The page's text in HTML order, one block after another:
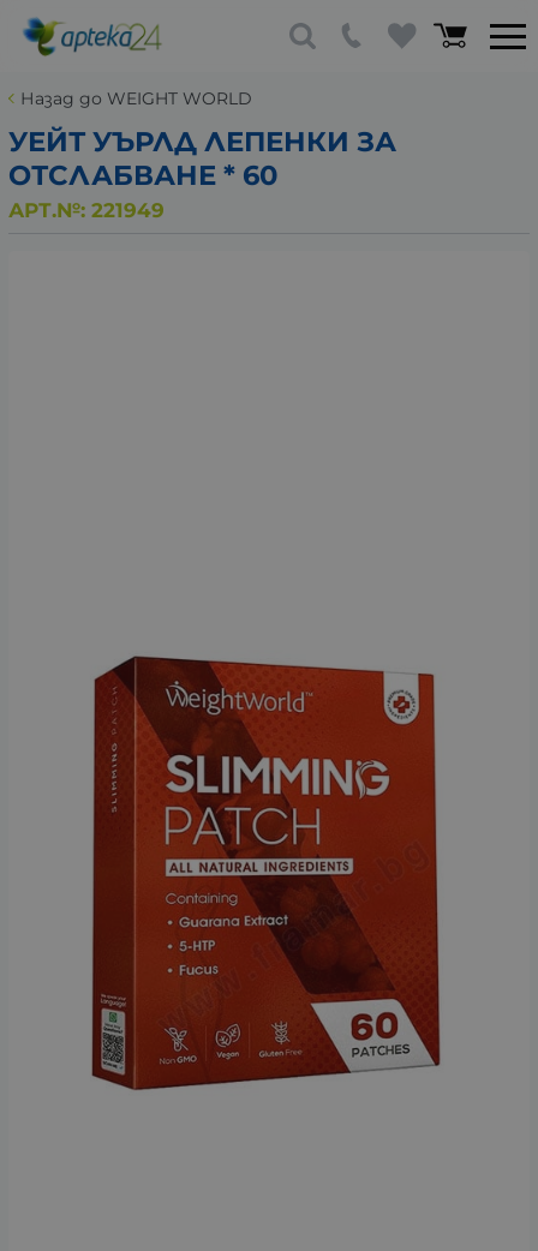
Назад до WEIGHT WORLD
УЕЙТ УЪРЛД ЛЕПЕНКИ ЗА
ОТСЛАБВАНЕ * 60
АРТ.№: 221949